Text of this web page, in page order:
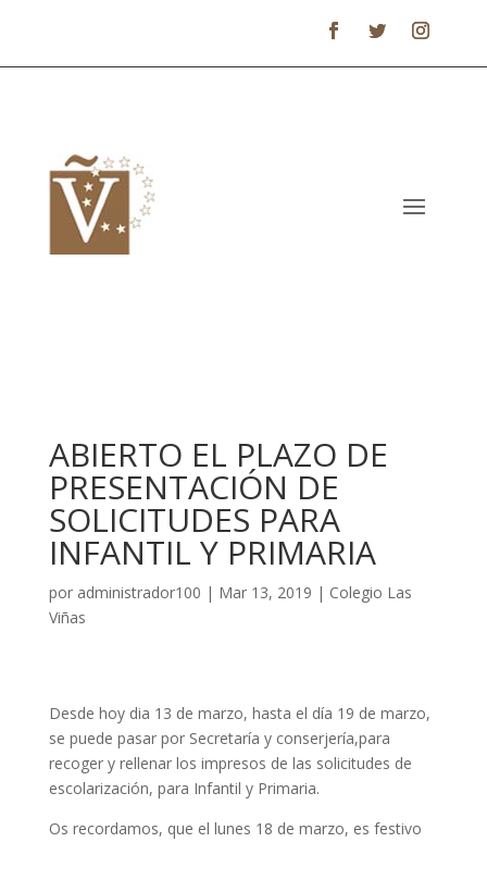
ABIERTO EL PLAZO DE
PRESENTACIÓN DE
SOLICITUDES PARA
INFANTIL Y PRIMARIA
por administrador100 | Mar 13, 2019 | Colegio Las
Viñas
Desde hoy dia 13 de marzo, hasta el día 19 de marzo,
se puede pasar por Secretaría y conserjería,para
recoger y rellenar los impresos de las solicitudes de
escolarización, para Infantil y Primaria.
Os recordamos, que el lunes 18 de marzo, es festivo